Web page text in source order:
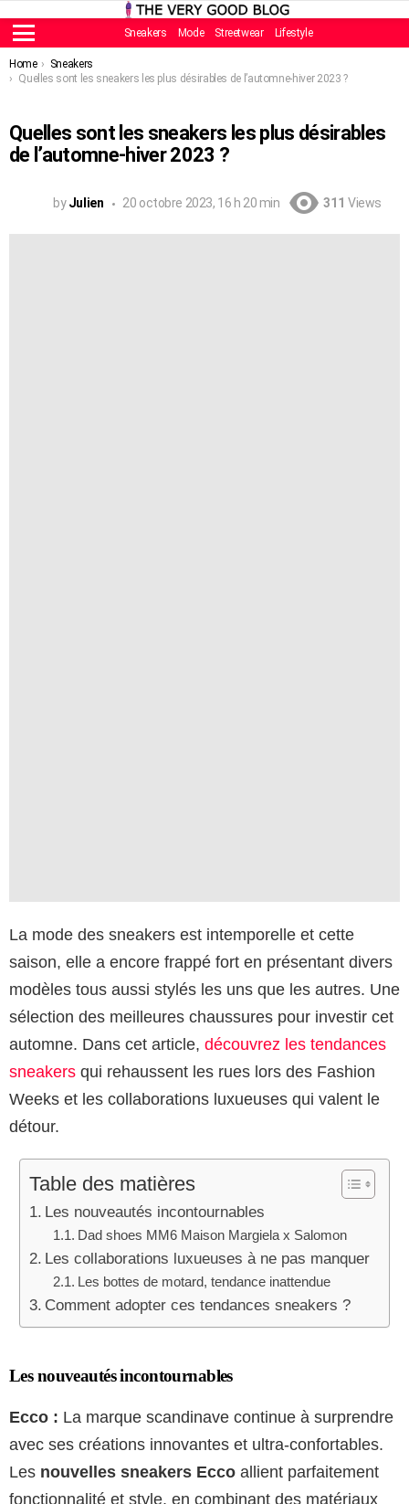
Menu
Sneakers Mode Streetwear Lifestyle
You are here:
Home
Sneakers
Quelles sont les sneakers les plus désirables de l’automne-hiver 2023 ?
Quelles sont les sneakers les plus désirables
de l’automne-hiver 2023 ?
by Julien 20 octobre 2023, 16 h 20 min 311 Views
La mode des sneakers est intemporelle et cette
saison, elle a encore frappé fort en présentant divers
modèles tous aussi stylés les uns que les autres. Une
sélection des meilleures chaussures pour investir cet
automne. Dans cet article, découvrez les tendances
sneakers qui rehaussent les rues lors des Fashion
Weeks et les collaborations luxueuses qui valent le
détour.
Table des matières
Les nouveautés incontournables
Dad shoes MM6 Maison Margiela x Salomon
Les collaborations luxueuses à ne pas manquer
Les bottes de motard, tendance inattendue
Comment adopter ces tendances sneakers ?
Les nouveautés incontournables
Ecco : La marque scandinave continue à surprendre
avec ses créations innovantes et ultra-confortables.
Les nouvelles sneakers Ecco allient parfaitement
fonctionnalité et style, en combinant des matériaux